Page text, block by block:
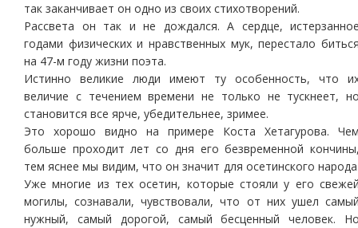
так заканчивает он одно из своих стихотворений.
Рассвета он так и не дождался. А сердце,
годами физических и нравственных мук, перестало
на 47-м году жизни поэта.
Истинно великие люди имеют ту особенность, что
величие с течением времени не только не тускнеет,
становится все ярче, убедительнее, зримее.
Это хорошо видно на примере Коста Хетагурова.
больше проходит лет со дня его безвременной
тем яснее мы видим, что он значит для осетинского
Уже многие из тех осетин, которые стояли у его
могилы, сознавали, чувствовали, что от них ушел
нужный, самый дорогой, самый бесценный человек.